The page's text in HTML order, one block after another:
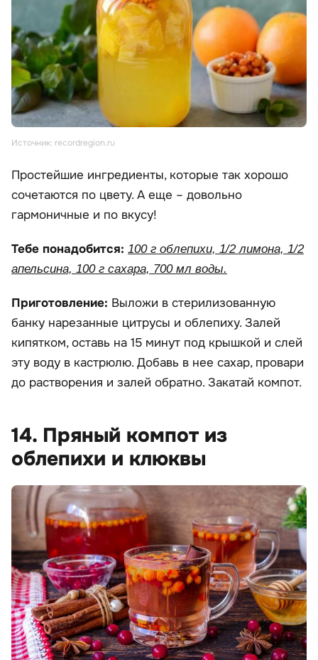
Источник: recordregion.ru
Простейшие ингредиенты, которые так хорошо
сочетаются по цвету. А еще – довольно
гармоничные и по вкусу!
Тебе понадобится: 100 г облепихи, 1/2 лимона, 1/2
апельсина, 100 г сахара, 700 мл воды.
Приготовление: Выложи в стерилизованную
банку нарезанные цитрусы и облепиху. Залей
кипятком, оставь на 15 минут под крышкой и слей
эту воду в кастрюлю. Добавь в нее сахар, провари
до растворения и залей обратно. Закатай компот.
14. Пряный компот из
облепихи и клюквы